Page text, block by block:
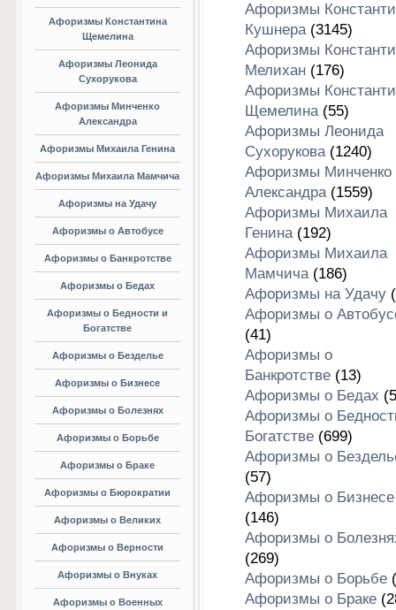
Афоризмы Константина
Щемелина
Афоризмы Леонида
Сухорукова
Афоризмы Минченко
Александра
Афоризмы Михаила Генина
Афоризмы Михаила Мамчича
Афоризмы на Удачу
Афоризмы о Автобусе
Афоризмы о Банкротстве
Афоризмы о Бедах
Афоризмы о Бедности и
Богатстве
Афоризмы о Безделье
Афоризмы о Бизнесе
Афоризмы о Болезнях
Афоризмы о Борьбе
Афоризмы о Браке
Афоризмы о Бюрократии
Афоризмы о Великих
Афоризмы о Верности
Афоризмы о Внуках
Афоризмы о Военных
Афоризмы
Кушнера(3145)
Афоризмы
Мелихан(176)
Афоризмы
Щемелина(55)
Афоризмы Леонида
Сухорукова(1240)
Афоризмы Минченко
Александра(1559)
Афоризмы Михаила
Генина(192)
Афоризмы Михаила
Мамчича(186)
Афоризмы на Удачу
Афоризмы о
(41)
Афоризмы о
Банкротстве(13)
Афоризмы о Бедах
Афоризмы о
Богатстве(699)
Афоризмы о
(57)
Афоризмы о Бизнесе
(146)
Афоризмы о
(269)
Афоризмы о Борьбе
Афоризмы о Браке